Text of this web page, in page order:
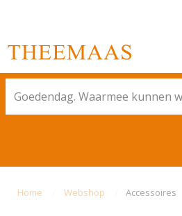
Wijzig bestelling
Home Webshop Accessoires